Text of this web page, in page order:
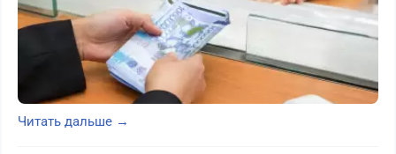
Читать дальше →